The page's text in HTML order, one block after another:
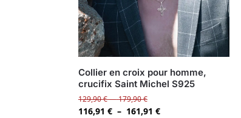
Collier en croix pour homme,
crucifix Saint Michel S925
129,90€–179,90€
116,91 € – 161,91 €